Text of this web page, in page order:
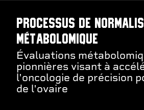
Processus de
métabolomique
Évaluations
pionnières visant à
l'oncologie de précision
de l'ovaire